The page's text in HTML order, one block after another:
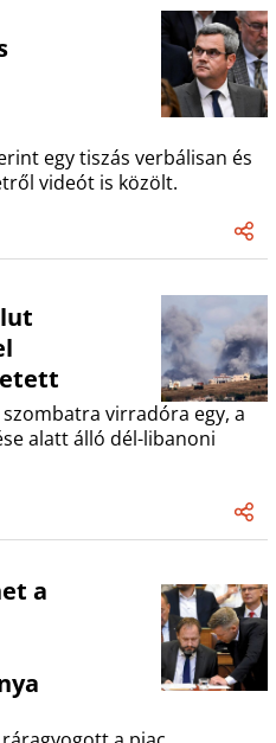
egy tiszás verbálisan és
videót is közölt.
virradóra egy, a
alatt álló dél-libanoni
a